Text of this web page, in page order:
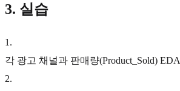
3. 실습
1 .
각 광고 채널과 판매량(Product_Sold) EDA
2.